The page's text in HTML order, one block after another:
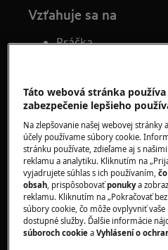
Vzťahuje sa na
Práčka
Riešenie
1. V programe „Eco
nastavená a nedá sa
2. Zvolená teplota sa na
40 °C.
3. „Eco 40°–60°“
(podľa nariadenia EÚ).
Táto webová stránka
zabezpečenie lepšieho
Na zlepšovanie našej webovej
účely používame súbory cookie.
stránku používate, zdieľame aj s
reklamu a analytiku. Kliknutím na
vyjadrujete súhlas s ich používaním,
obsah, prispôsobovaťponukya
reklamu. Kliknutím na „Pokračovať
súbory cookie, čo môže ovplyvniť
dostupné služby. Ďalšie informácie
súboroch cookie aVyhlásení o